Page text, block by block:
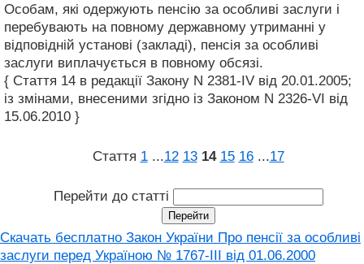
Особам, які одержують пенсію за особливі заслуги і
перебувають на повному державному утриманні у
відповідній установі (закладі), пенсія за особливі
заслуги виплачується в повному обсязі.
{ Стаття 14 в редакції Закону N 2381-IV від 20.01.2005;
із змінами, внесеними згідно із Законом N 2326-VI від
15.06.2010 }
Стаття 1 ...12 13 14 15 16 ...17
Перейти до статті
Скачать бесплатно Закон України Про пенсії за особливі
заслуги перед Україною № 1767-III від 01.06.2000